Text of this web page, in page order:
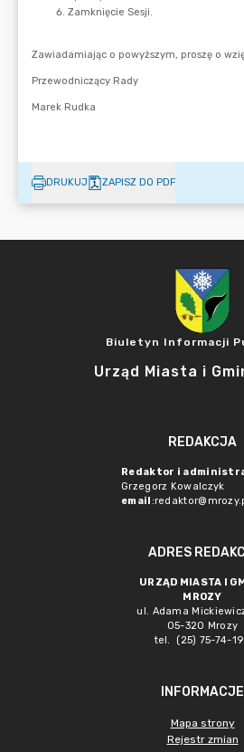
DRUKUJ ZAPISZ DO PDF
Biuletyn Informacji
Urząd Miasta i
REDAKCJA
Redaktor i
Grzegorz Kowalczyk
email
ADRES
URZĄD MIASTA I
MROZY
ul. Adama
05-320 Mrozy
tel. (25) 75-74-
INFORMACJE
Mapa strony
Rejestr zmian